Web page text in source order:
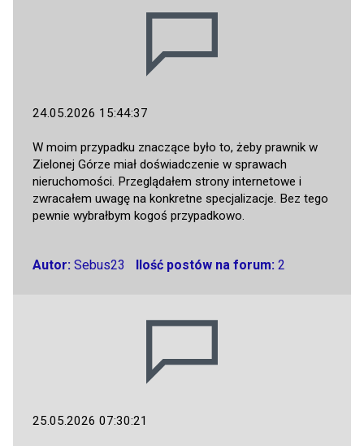
24.05.2026 15:44:37
W moim przypadku znaczące było to, żeby prawnik w
Zielonej Górze miał doświadczenie w sprawach
nieruchomości. Przeglądałem strony internetowe i
zwracałem uwagę na konkretne specjalizacje. Bez tego
pewnie wybrałbym kogoś przypadkowo.
Autor: Sebus23 Ilość postów na forum: 2
25.05.2026 07:30:21